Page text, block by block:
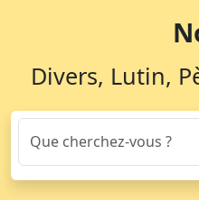
Divers, Lutin,